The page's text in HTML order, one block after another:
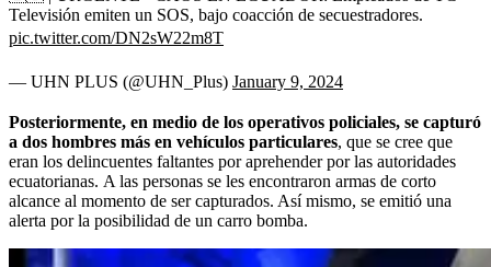
Televisión emiten un SOS, bajo coacción de secuestradores.
pic.twitter.com/DN2sW22m8T
— UHN PLUS (@UHN_Plus) January 9, 2024
Posteriormente, en medio de los operativos policiales, se capturó
a dos hombres más en vehículos particulares, que se cree que
eran los delincuentes faltantes por aprehender por las autoridades
ecuatorianas. A las personas se les encontraron armas de corto
alcance al momento de ser capturados. Así mismo, se emitió una
alerta por la posibilidad de un carro bomba.